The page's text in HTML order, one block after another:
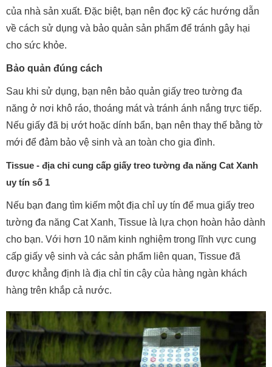
của nhà sản xuất. Đặc biệt, bạn nên đọc kỹ các hướng dẫn
về cách sử dụng và bảo quản sản phẩm để tránh gây hại
cho sức khỏe.
Bảo quản đúng cách
Sau khi sử dụng, bạn nên bảo quản giấy treo tường đa
năng ở nơi khô ráo, thoáng mát và tránh ánh nắng trực tiếp.
Nếu giấy đã bị ướt hoặc dính bẩn, bạn nên thay thế bằng tờ
mới để đảm bảo vệ sinh và an toàn cho gia đình.
Tissue - địa chỉ cung cấp giấy treo tường đa năng Cat Xanh
uy tín số 1
Nếu bạn đang tìm kiếm một địa chỉ uy tín để mua giấy treo
tường đa năng Cat Xanh, Tissue là lựa chọn hoàn hảo dành
cho bạn. Với hơn 10 năm kinh nghiệm trong lĩnh vực cung
cấp giấy vệ sinh và các sản phẩm liên quan, Tissue đã
được khẳng định là địa chỉ tin cậy của hàng ngàn khách
hàng trên khắp cả nước.